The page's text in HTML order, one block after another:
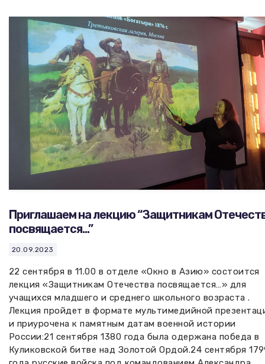
Приглашаем на лекцию “Защитникам
посвящается…”
20.09.2023
22 сентября в 11.00 в отделе «Окно в Азию» состоится
лекция «Защитникам Отечества посвящается…» для
учащихся младшего и среднего школьного возраста .
Лекция пройдет в формате мультимедийной
и приурочена к памятным датам военной истории
России:21 сентября 1380 года была одержана победа в
Куликовской битве над Золотой Ордой.24 сентября